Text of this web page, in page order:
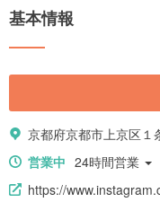
基本情報
京都府京都市上京区１
営業中 24時間営業
https://